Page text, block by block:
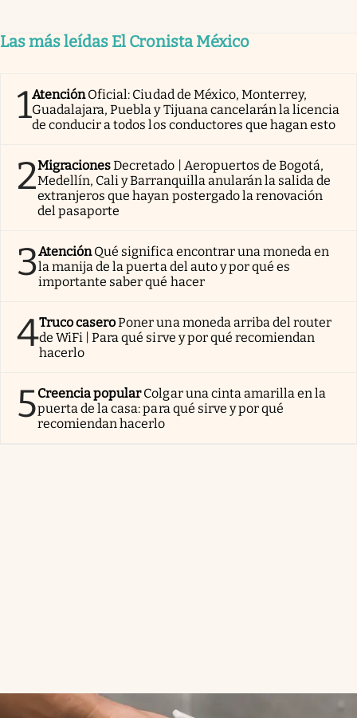
Las más leídas El Cronista México
1AtenciónOficial: Ciudad de México, Monterrey,
Guadalajara, Puebla y Tijuana cancelarán la licencia
de conducir a todos los conductores que hagan esto
2MigracionesDecretado | Aeropuertos de Bogotá,
Medellín, Cali y Barranquilla anularán la salida de
extranjeros que hayan postergado la renovación
del pasaporte
3AtenciónQué significa encontrar una moneda en
la manija de la puerta del auto y por qué es
importante saber qué hacer
4Truco caseroPoner una moneda arriba del router
de WiFi | Para qué sirve y por qué recomiendan
hacerlo
5Creencia popularColgar una cinta amarilla en la
puerta de la casa: para qué sirve y por qué
recomiendan hacerlo